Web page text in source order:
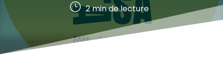
} 2min de lecture